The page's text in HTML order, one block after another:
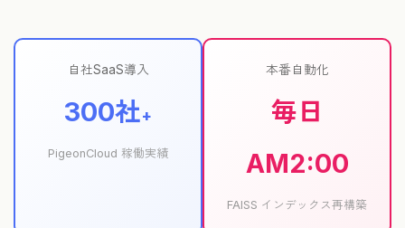
自社SaaS導入
300社+
PigeonCloud 稼働実績
本番自動化
毎日
AM2:00
FAISS インデックス再構築